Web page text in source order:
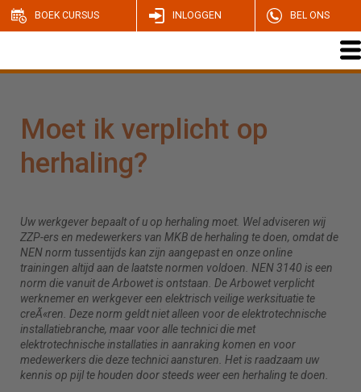
BOEK CURSUS INLOGGEN BEL ONS
Moet ik verplicht op
herhaling?
Uw werkgever bepaalt of u op herhaling moet. Wel adviseren wij
ZZP-ers en medewerkers van MKB de herhaling te doen, omdat de
NEN norm tussentijds kan zijn aangepast en onze online
trainingen altijd aan de laatste normen voldoen. NEN 3140 is een
norm die vanuit de Arbowet is ontstaan. De Arbowet verplicht
werknemer en werkgever een elektrisch veilige werksituatie te
creÃ«ren. Deze norm geldt niet alleen voor de elektrotechnische
installatiebranche, maar voor alle technici die met
elektrotechnische installaties in aanraking komen en voor
medewerkers die deze technici aansturen. Het is raadzaam uw
kennis op pijl te houden door steeds weer een herhaling te doen.